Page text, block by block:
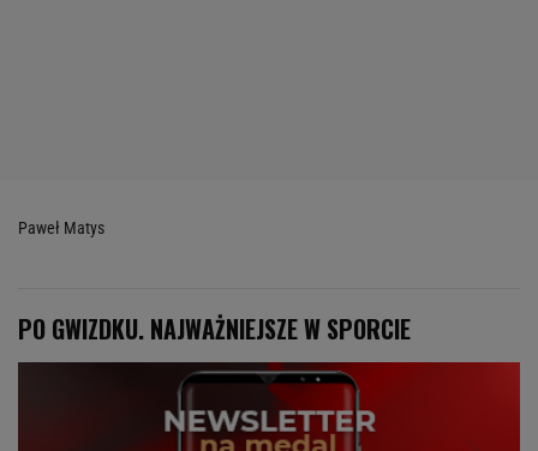
Paweł Matys